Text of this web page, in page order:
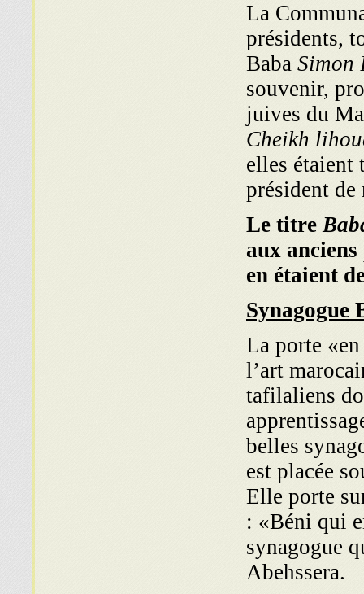
La
présidents,
Baba Simon
souvenir,
juives du
Cheikh
elles étaient
président de
Le titre
aux
en étaient
Synagogue
La porte
l’art
tafilaliens
belles
est placée
Elle porte
: «Béni qui
synagogue
Abehssera.